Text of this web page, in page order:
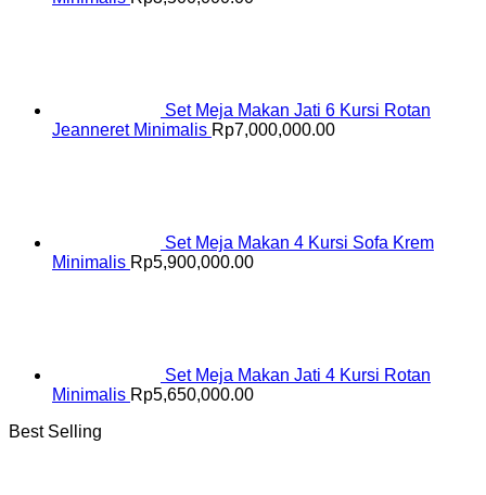
Set Meja Makan Jati 6 Kursi Rotan
Jeanneret Minimalis Rp7,000,000.00
Set Meja Makan 4 Kursi Sofa Krem
Minimalis Rp5,900,000.00
Set Meja Makan Jati 4 Kursi Rotan
Minimalis Rp5,650,000.00
Best Selling